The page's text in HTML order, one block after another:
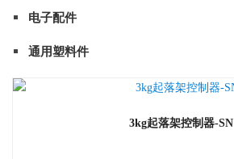
电子配件
通用塑料件
3kg起落架控制器-SN